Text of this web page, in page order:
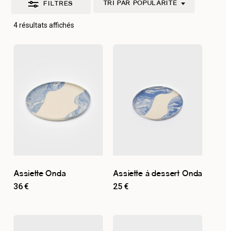
FILTRES
4 résultats affichésTrié
TRI PAR POPULARITÉ
Assiette Onda
36€
Assiette à dessert Onda
25 €